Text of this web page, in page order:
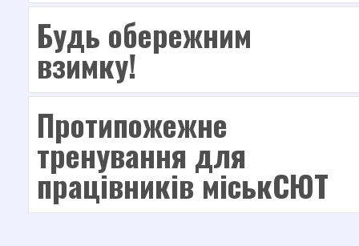
Художньо-естетичний напрям
Дистанційне навчання
Цікава математика
ДІЯЛЬНІСТЬ
STEM-освіта
Наші проекти
Методична діяльність
Методичні розробки
Будь обережним
взимку!
Протипожежне
тренування для
працівників міськСЮТ